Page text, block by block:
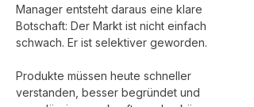
Manager entsteht daraus eine klare
Botschaft: Der Markt ist nicht einfach
schwach. Er ist selektiver geworden.
Produkte müssen heute schneller
verstanden, besser begründet und